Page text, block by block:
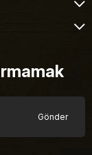
Gönder